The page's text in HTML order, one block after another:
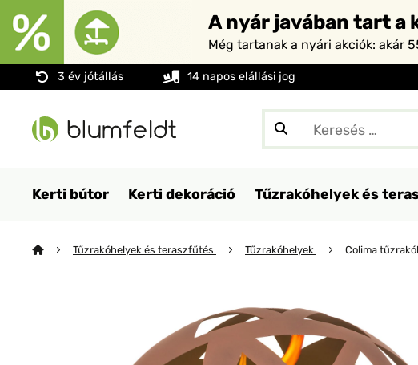
A nyár javában tart a
Még tartanak a nyári akciók: akár
3 év jótállás 14 napos elállási jog
Kerti bútor Kerti dekoráció Tűzrakóhelyek és
Tűzrakóhelyek és teraszfűtés Tűzrakóhelyek Colima